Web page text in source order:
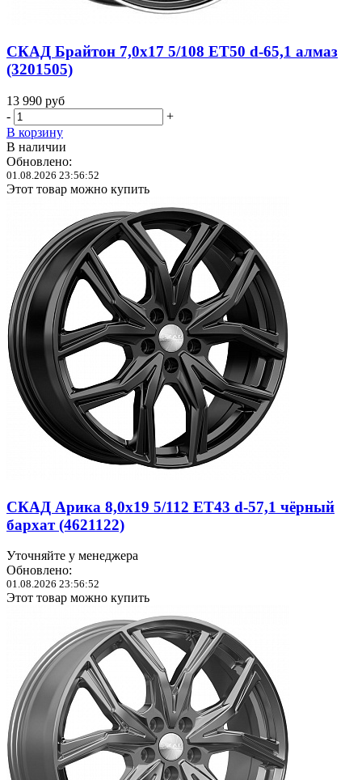
СКАД Брайтон 7,0x17 5/108 ET50 d-65,1 алмаз
(3201505)
13 990 руб
-
+
В корзину
В наличии
Обновлено:
01.08.2026 23:56:52
Этот товар можно купить
СКАД Арика 8,0x19 5/112 ET43 d-57,1 чёрный
бархат (4621122)
Уточняйте у менеджера
Обновлено:
01.08.2026 23:56:52
Этот товар можно купить